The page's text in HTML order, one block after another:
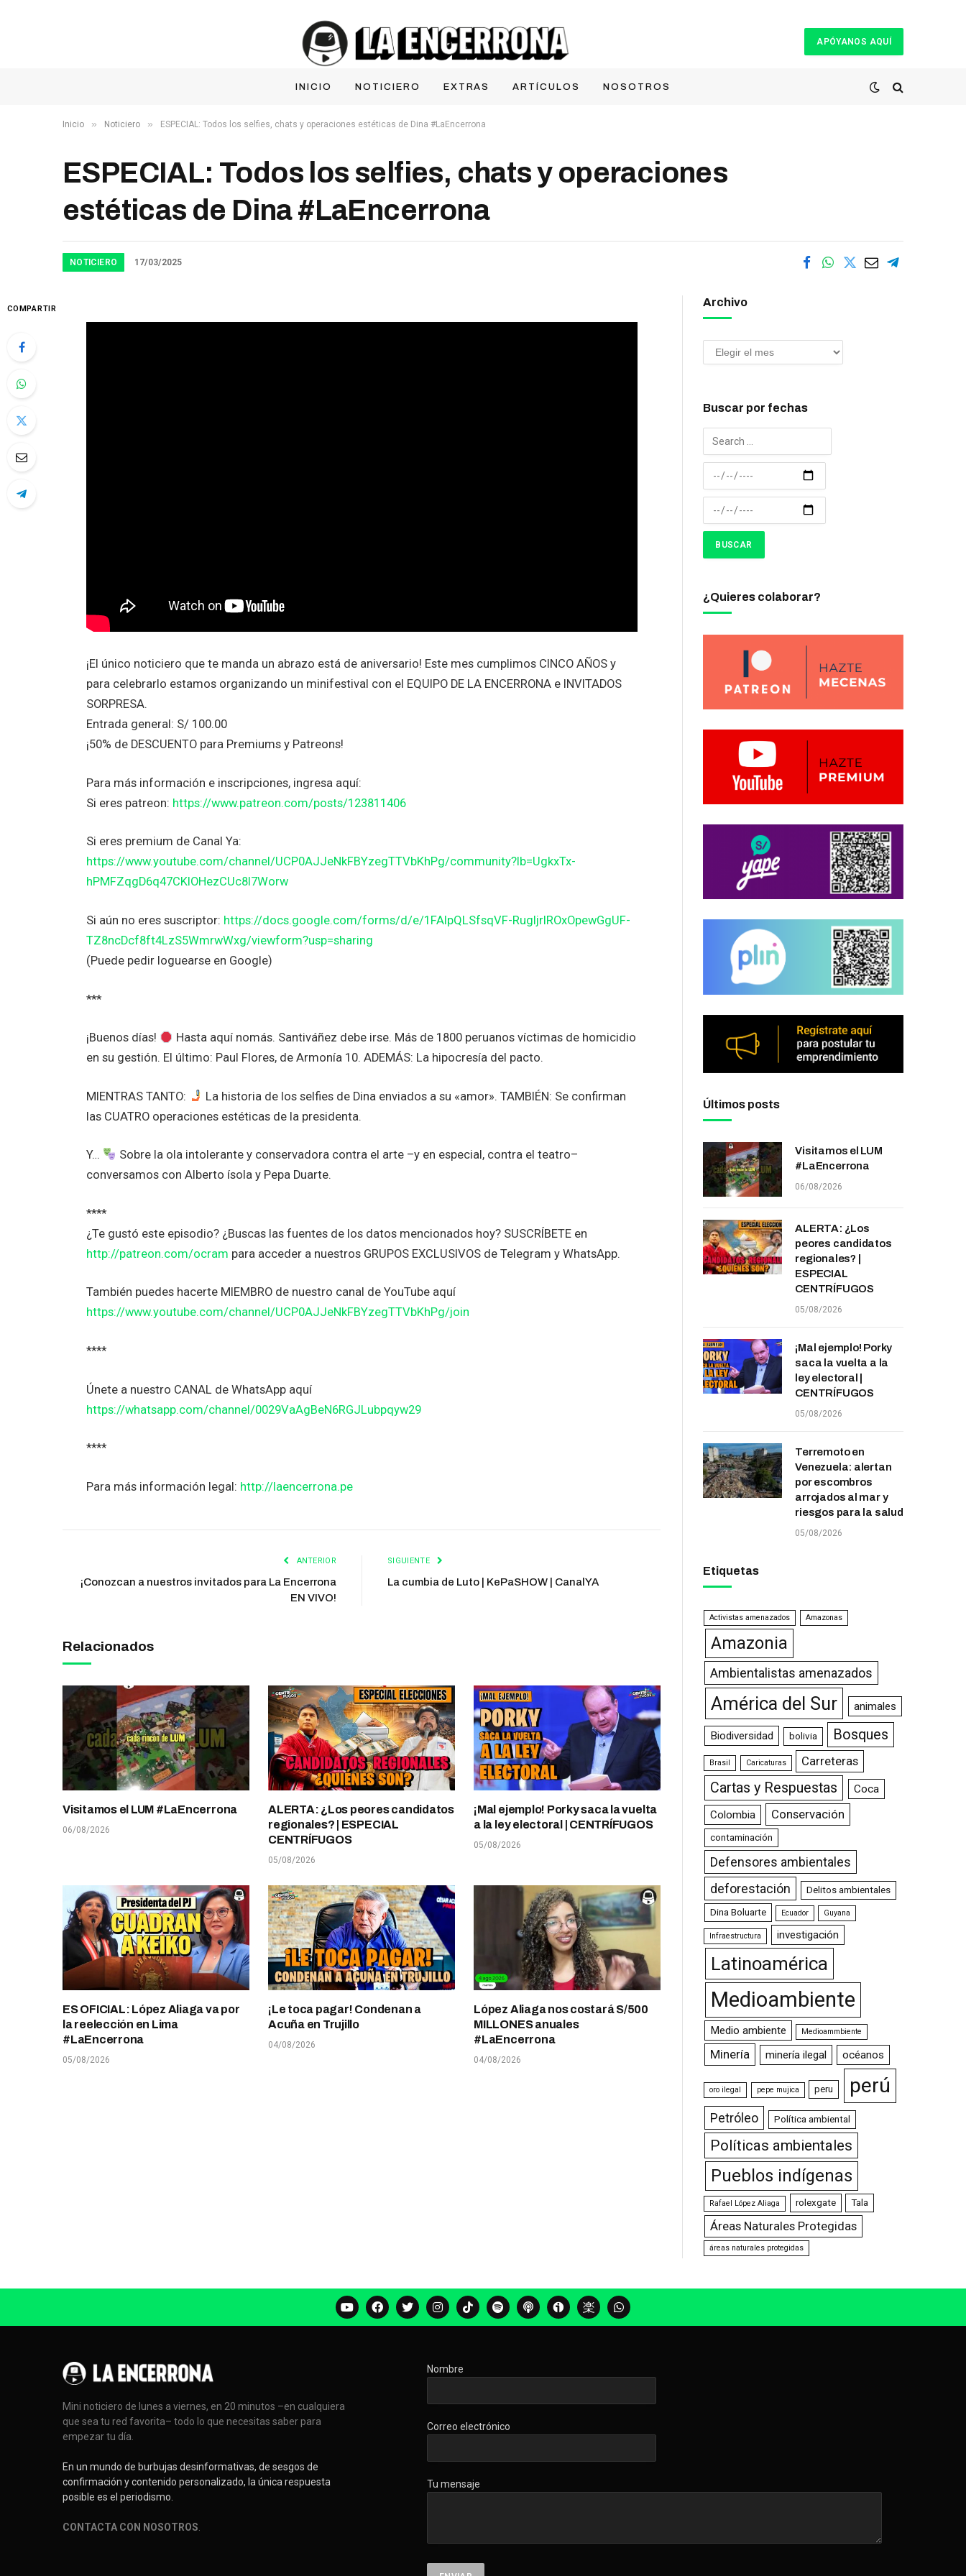
APÓYANOS AQUÍ
INICIO NOTICIERO EXTRAS ARTÍCULOS NOSOTROS
Inicio » Noticiero » ESPECIAL: Todos los selfies, chats y operaciones estéticas de Dina #LaEncerrona
ESPECIAL: Todos los selfies, chats y operaciones
estéticas de Dina #LaEncerrona
NOTICIERO 17/03/2025
COMPARTIR
¡El único noticiero que te manda un abrazo está de aniversario! Este mes cumplimos CINCO AÑOS y
para celebrarlo estamos organizando un minifestival con el EQUIPO DE LA ENCERRONA e INVITADOS
SORPRESA.
Entrada general: S/ 100.00
¡50% de DESCUENTO para Premiums y Patreons!
Para más información e inscripciones, ingresa aquí:
Si eres patreon: https://www.patreon.com/posts/123811406
Si eres premium de Canal Ya:
https://www.youtube.com/channel/UCP0AJJeNkFBYzegTTVbKhPg/community?lb=UgkxTx-
hPMFZqgD6q47CKlOHezCUc8I7Worw
Si aún no eres suscriptor: https://docs.google.com/forms/d/e/1FAIpQLSfsqVF-RugljrIROxOpewGgUF-
TZ8ncDcf8ft4LzS5WmrwWxg/viewform?usp=sharing
(Puede pedir loguearse en Google)
***
¡Buenos días!
Hasta aquí nomás. Santiváñez debe irse. Más de 1800 peruanos víctimas de homicidio
en su gestión. El último: Paul Flores, de Armonía 10. ADEMÁS: La hipocresía del pacto.
MIENTRAS TANTO:
La historia de los selfies de Dina enviados a su «amor». TAMBIÉN: Se confirman
las CUATRO operaciones estéticas de la presidenta.
Y…
Sobre la ola intolerante y conservadora contra el arte –y en especial, contra el teatro–
conversamos con Alberto ísola y Pepa Duarte.
****
¿Te gustó este episodio? ¿Buscas las fuentes de los datos mencionados hoy? SUSCRÍBETE en
http://patreon.com/ocram para acceder a nuestros GRUPOS EXCLUSIVOS de Telegram y WhatsApp.
También puedes hacerte MIEMBRO de nuestro canal de YouTube aquí
https://www.youtube.com/channel/UCP0AJJeNkFBYzegTTVbKhPg/join
****
Únete a nuestro CANAL de WhatsApp aquí
https://whatsapp.com/channel/0029VaAgBeN6RGJLubpqyw29
****
Para más información legal: http://laencerrona.pe
ANTERIOR
¡Conozcan a nuestros invitados para La Encerrona
EN VIVO!
SIGUIENTE
La cumbia de Luto | KePaSHOW | CanalYA
Relacionados
Visitamos el LUM #LaEncerrona
06/08/2026
ALERTA: ¿Los peores candidatos
regionales? | ESPECIAL
CENTRÍFUGOS
05/08/2026
¡Mal ejemplo! Porky saca la vuelta
a la ley electoral | CENTRÍFUGOS
05/08/2026
ES OFICIAL: López Aliaga va por
la reelección en Lima
#LaEncerrona
05/08/2026
¡Le toca pagar! Condenan a
Acuña en Trujillo
04/08/2026
López Aliaga nos costará S/500
MILLONES anuales
#LaEncerrona
04/08/2026
Archivo
Buscar por fechas
¿Quieres colaborar?
Últimos posts
Visitamos el LUM
#LaEncerrona
06/08/2026
ALERTA: ¿Los
peores candidatos
regionales? |
ESPECIAL
CENTRÍFUGOS
05/08/2026
¡Mal ejemplo! Porky
saca la vuelta a la
ley electoral |
CENTRÍFUGOS
05/08/2026
Terremoto en
Venezuela: alertan
por escombros
arrojados al mar y
riesgos para la salud
05/08/2026
Etiquetas
Activistas amenazados Amazonas
Amazonia
Ambientalistas amenazados
América del Sur animales
Biodiversidad bolivia Bosques
Brasil Caricaturas Carreteras
Cartas y Respuestas
Coca
Colombia
Conservación
contaminación
Defensores ambientales
deforestación
Delitos ambientales
Dina Boluarte Ecuador Guyana
Infraestructura investigación
Latinoamérica
Medioambiente
Medio ambiente Medioammbiente
Minería minería ilegal océanos
oro ilegal pepe mujica peru perú
Petróleo Política ambiental
Políticas ambientales
Pueblos indígenas
Rafael López Aliaga rolexgate Tala
Áreas Naturales Protegidas
áreas naturales protegidas
Mini noticiero de lunes a viernes, en 20 minutos –en cualquiera
que sea tu red favorita– todo lo que necesitas saber para
empezar tu día.
En un mundo de burbujas desinformativas, de sesgos de
confirmación y contenido personalizado, la única respuesta
posible es el periodismo.
CONTACTA CON NOSOTROS
Nombre
Correo electrónico
Tu mensaje